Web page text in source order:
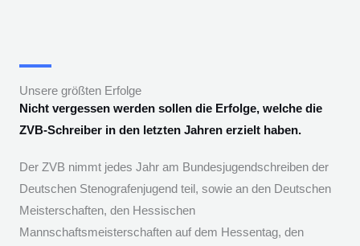
Unsere größten Erfolge
Nicht vergessen werden sollen die Erfolge, welche die
ZVB-Schreiber in den letzten Jahren erzielt haben.
Der ZVB nimmt jedes Jahr am Bundesjugendschreiben der
Deutschen Stenografenjugend teil, sowie an den Deutschen
Meisterschaften, den Hessischen
Mannschaftsmeisterschaften auf dem Hessentag, den